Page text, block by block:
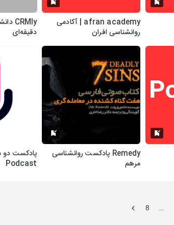
afran academy | آکادمی
روانشناسی افران
دقیقه‌ای
Remedy پادکست روانشناسی
مرهم
Podcast
…
8